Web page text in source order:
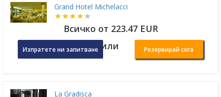
Grand Hotel Michelacci
Всичко от 223.47 EUR
Изпратете ни запитване или Резервирай сега
La Gradisca